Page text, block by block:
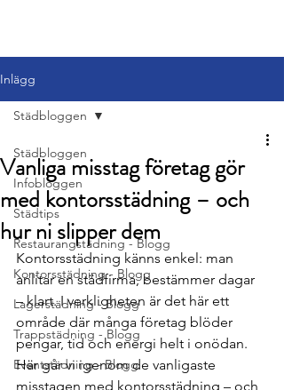
Inlägg
Städbloggen
Infobloggen
Städtips
Restaurangstädning - Blogg
Kontorsstädning - Blogg
Lagerstädning - Blogg
Trappstädning - Blogg
Eventstädning - Blogg
Städbloggen
Vanliga misstag företag gör
med kontorsstädning – och
hur ni slipper dem
Kontorsstädning känns enkel: man
anlitar en städfirma, bestämmer dagar
– klart. I verkligheten är det här ett
område där många företag blöder
pengar, tid och energi helt i onödan.
Här går vi igenom de vanligaste
misstagen med kontorsstädning – och